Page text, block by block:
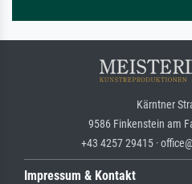
Kärntner
9586 Finkenstein am
+43 4257 29415 ·
Impressum & Kontakt